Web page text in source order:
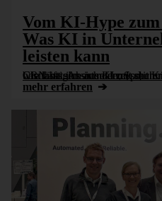
Vom KI-Hype zum
Was KI in
leisten kann
Chatbots, Assistenten, Sprachmodelle: Viele Unternehmen beschäftigen sich derzeit mit Künstlicher Intelligenz. Doch wie lässt sich aus KI messbarer Geschäftsnutzen erzeugen? CRN hat ihn zu realen [...]
mehr erfahren